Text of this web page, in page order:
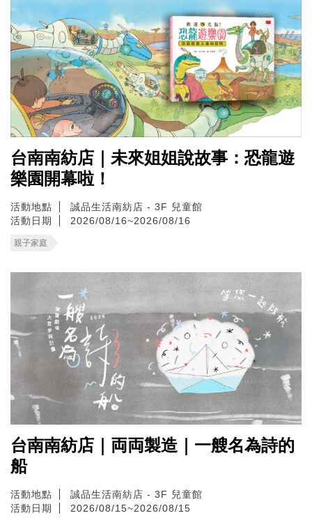
台南南紡店｜未來姐姐說故事：恐龍遊
樂園開幕啦！
活動地點
誠品生活南紡店 - 3F 兒童館
活動日期
2026/08/16~2026/08/16
親子家庭
台南南紡店｜両両製造｜一艘名為詩的
船
活動地點
誠品生活南紡店 - 3F 兒童館
活動日期
2026/08/15~2026/08/15